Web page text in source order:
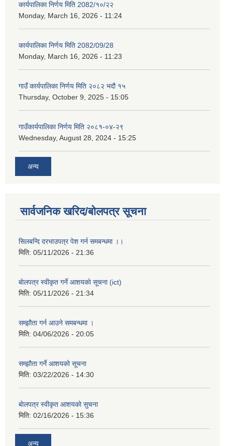
कार्यपालिका निर्णय मिति 2082/१०/२२
Monday, March 16, 2026 - 11:24
कार्यपालिका निर्णय मिति 2082/09/28
Monday, March 16, 2026 - 11:23
गाउँ कार्यपालिका निर्णय मिति २०८२ भदौ १५
Thursday, October 9, 2025 - 15:05
गाउँकार्यपालिका निर्णय मिति २०८१-०४-२९
Wednesday, August 28, 2024 - 15:25
अन्य
सार्वजनिक खरिद/बोलपत्र सूचना
सिलबन्दि दरभाउपत्र पेश गर्न समबन्धमा ।।
मिति: 05/11/2026 - 21:36
बाेलपत्र स्वीकृत गर्ने आशयकाे सूचना (ict)
मिति: 05/11/2026 - 21:34
सम्झौता गर्न आउने समबन्धमा ।
मिति: 04/06/2026 - 20:05
सम्झौता गर्ने आशयको सूचना
मिति: 03/22/2026 - 14:30
बाेलपत्र स्वीकृत आशयकाे सुचना
मिति: 02/16/2026 - 15:36
अन्य